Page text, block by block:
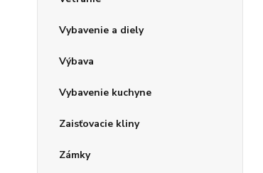
Vybavenie a diely
Výbava
Vybavenie kuchyne
Zaisťovacie kliny
Zámky